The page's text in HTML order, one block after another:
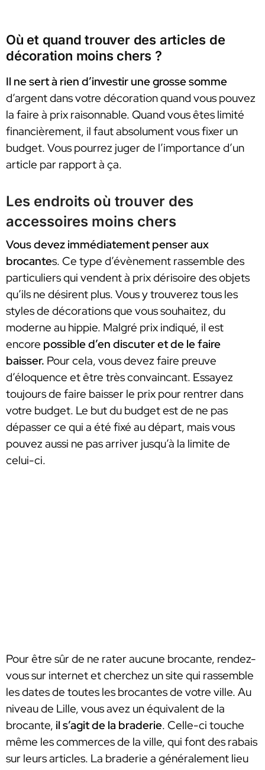
Où et quand trouver des articles de
décoration moins chers ?
Il ne sert à rien d’investir une grosse somme
d’argent dans votre décoration quand vous pouvez
la faire à prix raisonnable. Quand vous êtes limité
financièrement, il faut absolument vous fixer un
budget. Vous pourrez juger de l’importance d’un
article par rapport à ça.
Les endroits où trouver des
accessoires moins chers
Vous devez immédiatement penser aux
brocantes. Ce type d’évènement rassemble des
particuliers qui vendent à prix dérisoire des objets
qu’ils ne désirent plus. Vous y trouverez tous les
styles de décorations que vous souhaitez, du
moderne au hippie. Malgré prix indiqué, il est
encore possible d’en discuter et de le faire
baisser. Pour cela, vous devez faire preuve
d’éloquence et être très convaincant. Essayez
toujours de faire baisser le prix pour rentrer dans
votre budget. Le but du budget est de ne pas
dépasser ce qui a été fixé au départ, mais vous
pouvez aussi ne pas arriver jusqu’à la limite de
celui-ci.
Pour être sûr de ne rater aucune brocante, rendez-
vous sur internet et cherchez un site qui rassemble
les dates de toutes les brocantes de votre ville. Au
niveau de Lille, vous avez un équivalent de la
brocante, il s’agit de la braderie. Celle-ci touche
même les commerces de la ville, qui font des rabais
sur leurs articles. La braderie a généralement lieu